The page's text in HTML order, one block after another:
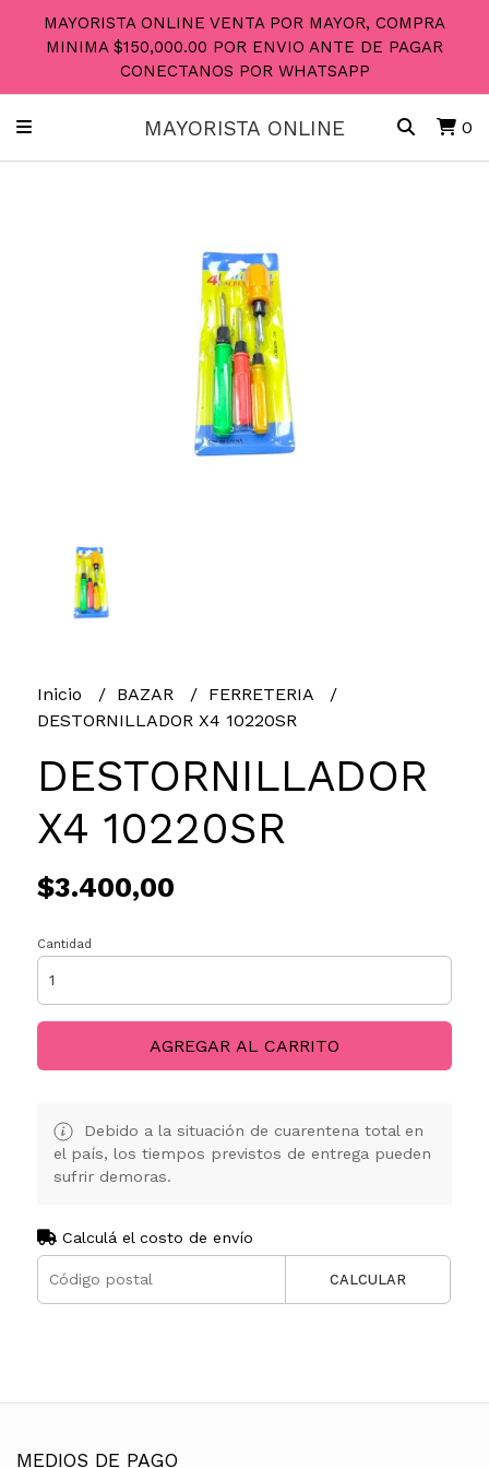
MAYORISTA ONLINE VENTA POR MAYOR, COMPRA
MINIMA $150,000.00 POR ENVIO ANTE DE PAGAR
CONECTANOS POR WHATSAPP
MAYORISTA ONLINE 0
Inicio BAZAR
FERRETERIA
DESTORNILLADOR X4 10220SR
DESTORNILLADOR
X4 10220SR
$3.400,00
Cantidad
AGREGAR AL CARRITO
Debido a la situación de cuarentena total en
el país, los tiempos previstos de entrega pueden
sufrir demoras.
Calculá el costo de envío
CALCULAR
MEDIOS DE PAGO